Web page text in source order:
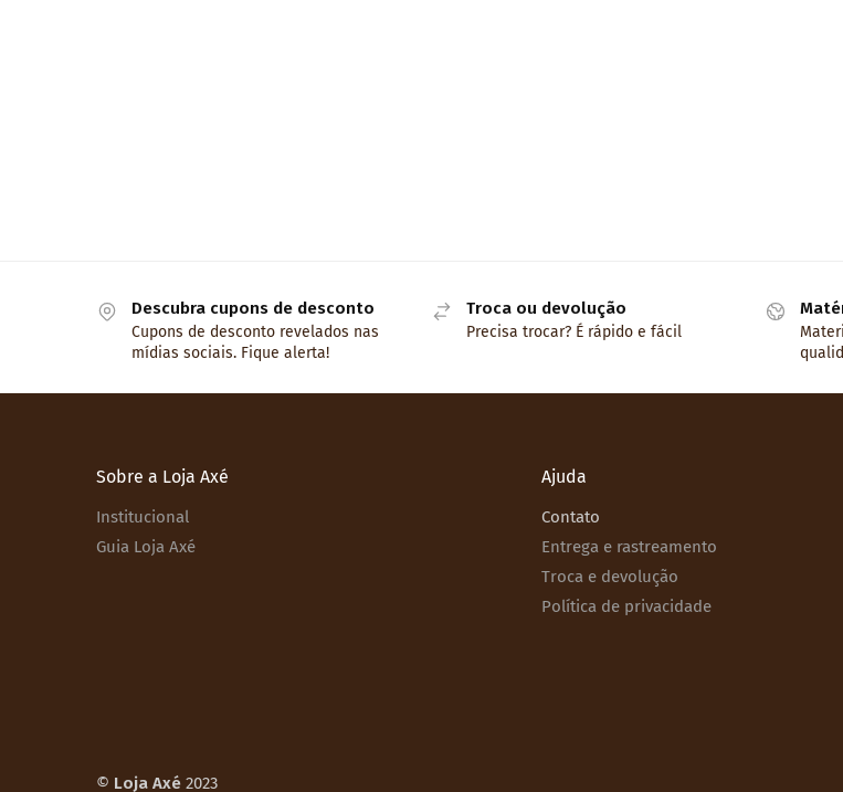
Descubra cupons de desconto
Cupons de desconto revelados nas
mídias sociais. Fique alerta!
Troca ou devolução
Precisa trocar? É rápido e fácil
Sobre a Loja Axé
Institucional
Guia Loja Axé
Ajuda
Contato
Entrega e rastreamento
Troca e devolução
Política de privacidade
© Loja Axé 2023